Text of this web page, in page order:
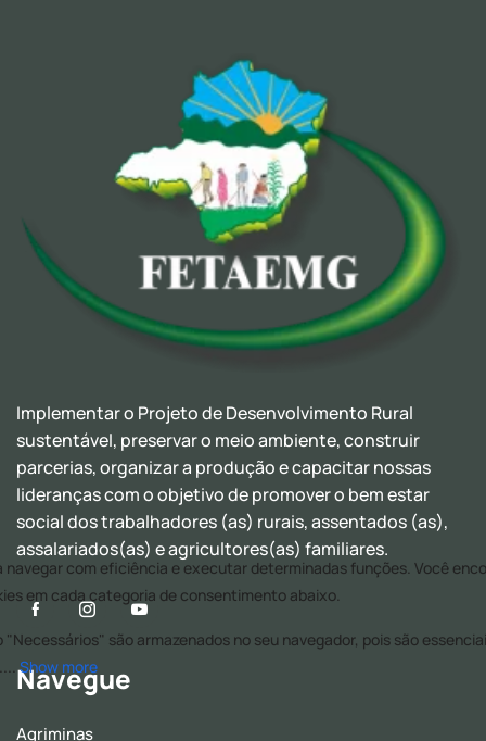
Implementar o Projeto de Desenvolvimento Rural
sustentável, preservar o meio ambiente, construir
parcerias, organizar a produção e capacitar nossas
lideranças com o objetivo de promover o bem estar
social dos trabalhadores (as) rurais, assentados (as),
assalariados(as) e agricultores(as) familiares.
Navegue
Agriminas